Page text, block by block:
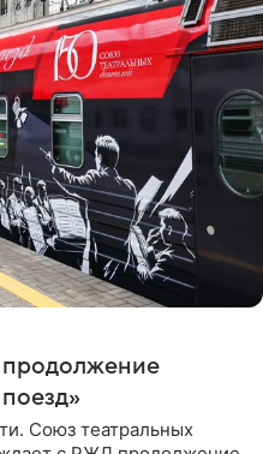
Союз театральных